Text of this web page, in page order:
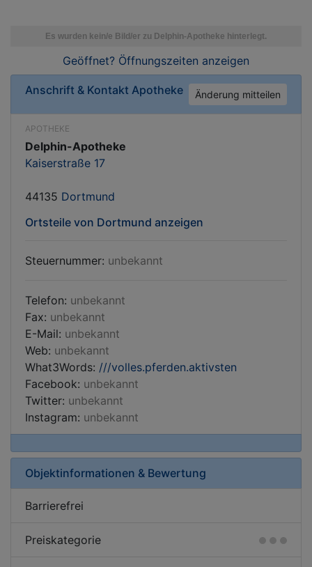
Geöffnet? Öffnungszeiten anzeigen
Anschrift & Kontakt Apotheke Änderung mitteilen
APOTHEKE
Delphin-Apotheke
Kaiserstraße 17
44135 Dortmund
Ortsteile von Dortmund anzeigen
Steuernummer: unbekannt
Telefon: unbekannt
Fax: unbekannt
E-Mail: unbekannt
Web: unbekannt
What3Words: ///volles.pferden.aktivsten
Facebook: unbekannt
Twitter: unbekannt
Instagram: unbekannt
Objektinformationen & Bewertung
Barrierefrei
Preiskategorie